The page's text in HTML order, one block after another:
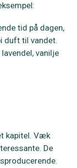
tid på dagen,
duft til vandet.
vanilje
kapitel. Væk
De